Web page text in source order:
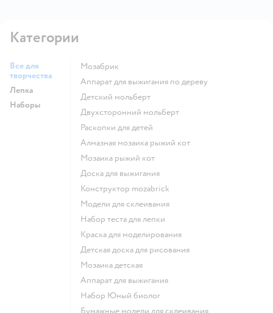
Категории
Все для
творчества
Лепка
Наборы
Мозабрик
Аппарат для выжигания по дереву
Детский мольберт
Двухсторонний мольберт
Раскопки для детей
Алмазная мозаика рыжий кот
Мозаика рыжий кот
Доска для выжигания
Конструктор mozabrick
Модели для склеивания
Набор теста для лепки
Краска для моделирования
Детская доска для рисования
Мозаика детская
Аппарат для выжигания
набор Юный биолог